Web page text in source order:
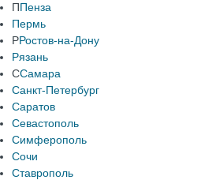
ППенза
Пермь
РРостов-на-Дону
Рязань
ССамара
Санкт-Петербург
Саратов
Севастополь
Симферополь
Сочи
Ставрополь